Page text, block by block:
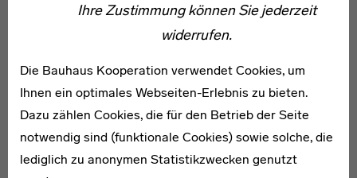
Ihre Zustimmung können Sie jederzeit
widerrufen.
Die Bauhaus Kooperation verwendet Cookies, um
Ihnen ein optimales Webseiten-Erlebnis zu bieten.
Dazu zählen Cookies, die für den Betrieb der Seite
notwendig sind (funktionale Cookies) sowie solche, die
lediglich zu anonymen Statistikzwecken genutzt
1907–1984